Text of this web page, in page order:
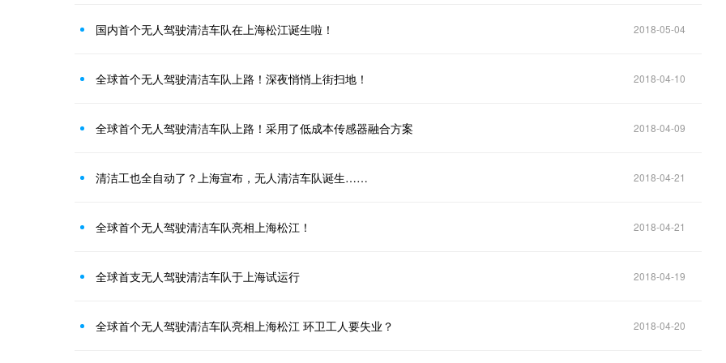
国内首个无人驾驶清洁车队在上海松江诞生啦！ 2018-05-04
全球首个无人驾驶清洁车队上路！深夜悄悄上街扫地！ 2018-04-10
全球首个无人驾驶清洁车队上路！采用了低成本传感器融合方案 2018-04-09
清洁工也全自动了？上海宣布，无人清洁车队诞生…… 2018-04-21
全球首个无人驾驶清洁车队亮相上海松江！ 2018-04-21
全球首支无人驾驶清洁车队于上海试运行 2018-04-19
全球首个无人驾驶清洁车队亮相上海松江 环卫工人要失业？ 2018-04-20